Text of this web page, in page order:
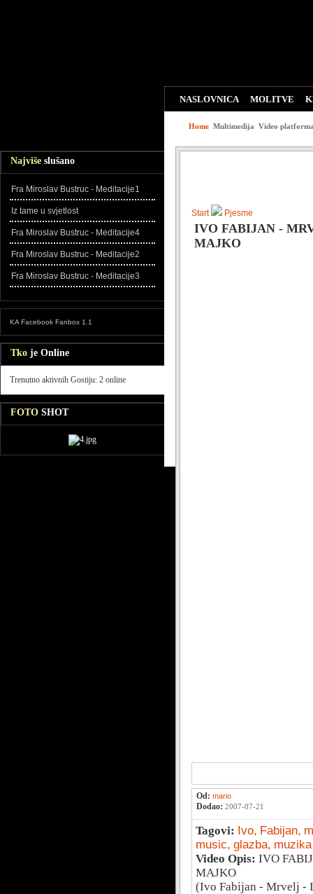
Najviše slušano
Fra Miroslav Bustruc - Meditacije1
Iz tame u svjetlost
Fra Miroslav Bustruc - Meditacije4
Fra Miroslav Bustruc - Meditacije2
Fra Miroslav Bustruc - Meditacije3
KA Facebook Fanbox 1.1
Tko je Online
Trenutno aktivnih Gostiju: 2 online
FOTO SHOT
NASLOVNICA MOLITVE
WEB LINKOVI ZADNJE
Home Multimedija Video
Start Pjesme
IVO FABIJAN -
MAJKO
Od: mario
Dodao: 2007-07-21
Tagovi: Ivo, Fabijan,
music, glazba, muzika
Video Opis: IVO
MAJKO
(Ivo Fabijan - Mrvelj -